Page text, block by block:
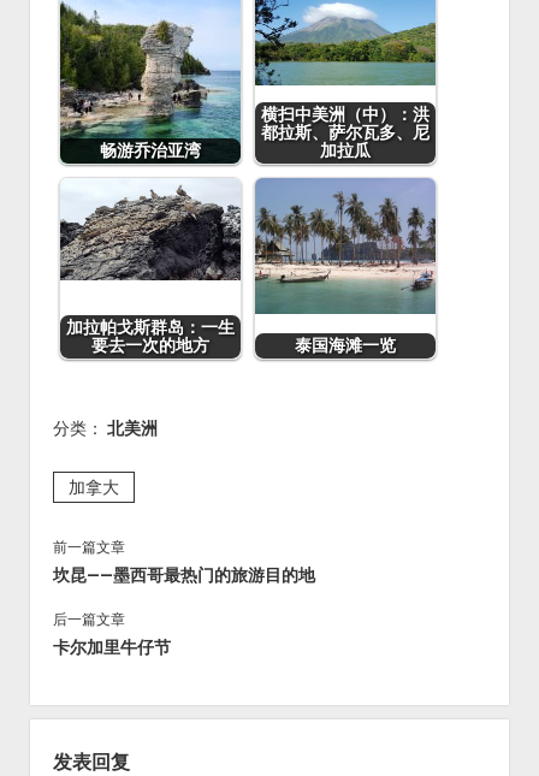
畅游乔治亚湾
横扫中美洲（中）：洪
都拉斯、萨尔瓦多、尼
加拉瓜
加拉帕戈斯群岛：一生
要去一次的地方
泰国海滩一览
分类： 北美洲
加拿大
前一篇文章
坎昆——墨西哥最热门的旅游目的地
后一篇文章
卡尔加里牛仔节
发表回复